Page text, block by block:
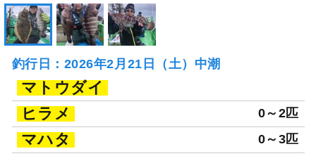
釣行日：2026年2月21日（土）中潮
マトウダイ
ヒラメ
0～2匹
マハタ 0～3匹